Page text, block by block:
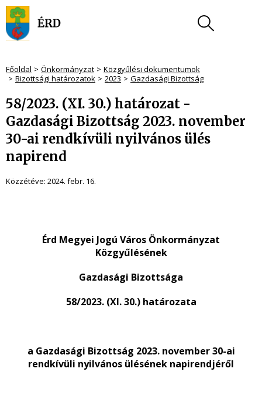
Főoldal Önkormányzat
Közgyűlési dokumentumok
Bizottsági határozatok
2023 Gazdasági Bizottság
58/2023. (XI. 30.) határozat -
Gazdasági Bizottság 2023. november
30-ai rendkívüli nyilvános ülés
napirend
Közzétéve: 2024. febr. 16.
Érd Megyei Jogú Város Önkormányzat
Közgyűlésének
Gazdasági Bizottsága
58/2023. (XI. 30.) határozata
a Gazdasági Bizottság 2023. november 30-ai
rendkívüli nyilvános ülésének napirendjéről